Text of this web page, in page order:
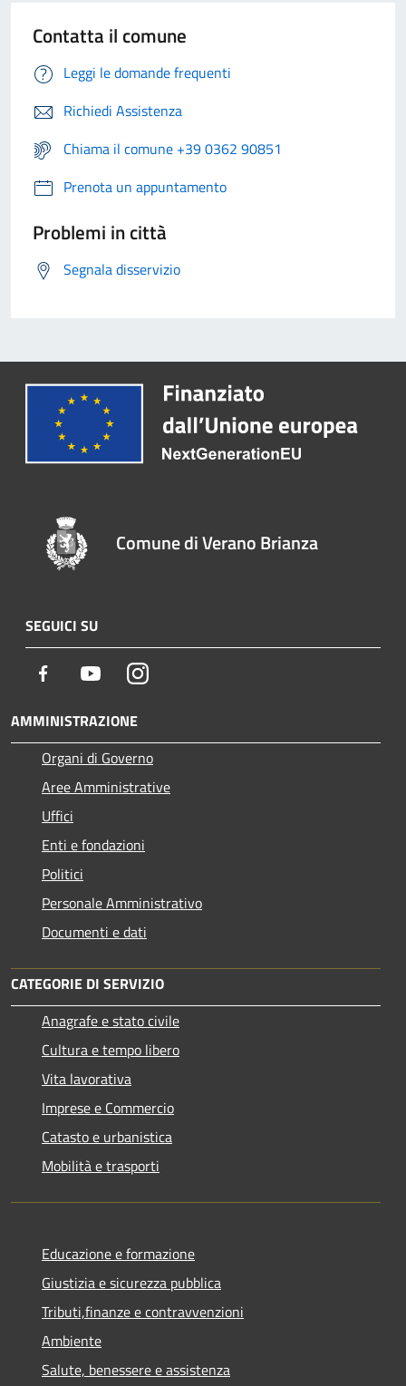
Contatta il comune
Leggi le domande frequenti
Richiedi Assistenza
Chiama il comune +39 0362 90851
Prenota un appuntamento
Problemi in città
Segnala disservizio
Comune di Verano Brianza
SEGUICI SU
Facebook YoutubeInstagram
AMMINISTRAZIONE
Organi di Governo
Aree Amministrative
Uffici
Enti e fondazioni
Politici
Personale Amministrativo
Documenti e dati
CATEGORIE DI SERVIZIO
Anagrafe e stato civile
Cultura e tempo libero
Vita lavorativa
Imprese e Commercio
Catasto e urbanistica
Mobilità e trasporti
Educazione e formazione
Giustizia e sicurezza pubblica
Tributi,finanze e contravvenzioni
Ambiente
Salute, benessere e assistenza